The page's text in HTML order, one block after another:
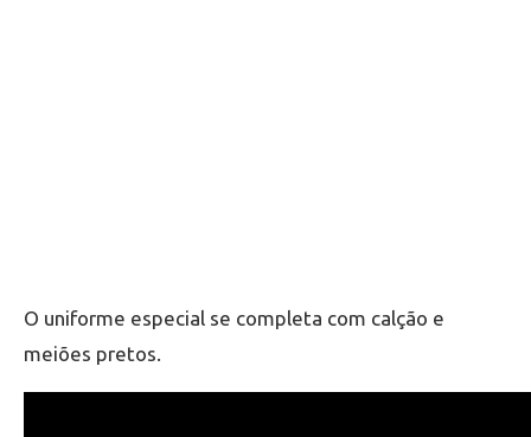
O uniforme especial se completa com calção e
meiões pretos.